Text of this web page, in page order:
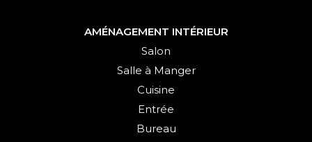
AMÉNAGEMENT INTÉRIEUR
Salon
Salle à Manger
Cuisine
Entrée
Bureau